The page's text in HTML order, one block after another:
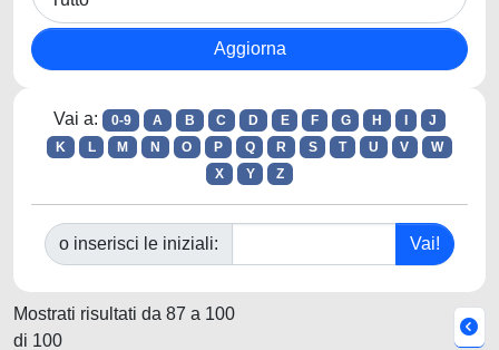
Vai a: 0-9 A B C D E F G H
J
K
L M N O P Q R S T U V
W
X
Y Z
o inserisci le iniziali:
Mostrati risultati da 87 a 100
di 100